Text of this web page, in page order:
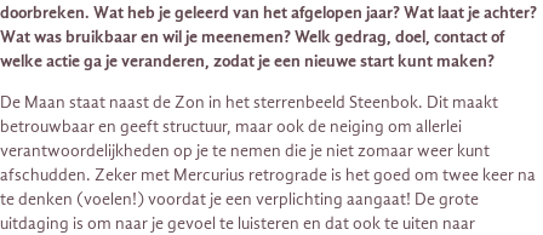
doorbreken. Wat heb je geleerd van het afgelopen jaar? Wat laat je achter?
Wat was bruikbaar en wil je meenemen? Welk gedrag, doel, contact of
welke actie ga je veranderen, zodat je een nieuwe start kunt maken?
De Maan staat naast de Zon in het sterrenbeeld Steenbok. Dit maakt
betrouwbaar en geeft structuur, maar ook de neiging om allerlei
verantwoordelijkheden op je te nemen die je niet zomaar weer kunt
afschudden. Zeker met Mercurius retrograde is het goed om twee keer na
te denken (voelen!) voordat je een verplichting aangaat! De grote
uitdaging is om naar je gevoel te luisteren en dat ook te uiten naar